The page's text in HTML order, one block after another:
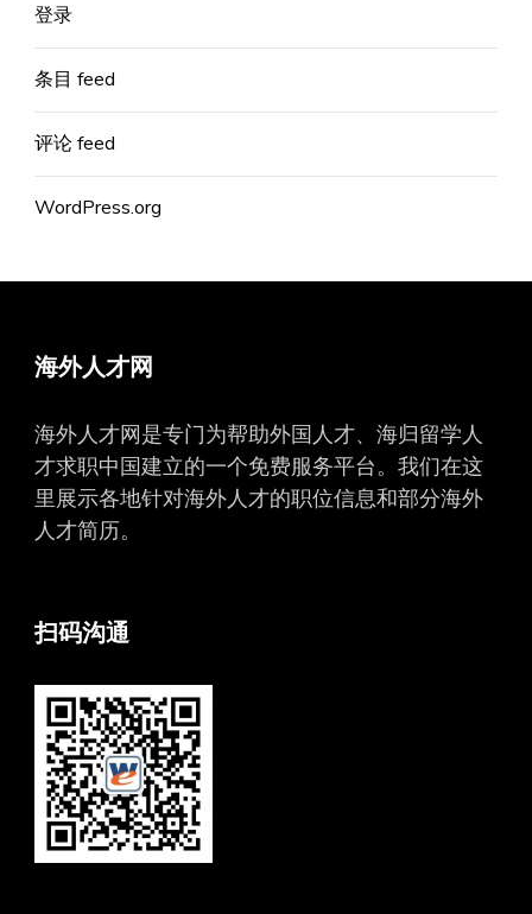
登录
条目 feed
评论 feed
WordPress.org
海外人才网
海外人才网是专门为帮助外国人才、海归留学人
才求职中国建立的一个免费服务平台。我们在这
里展示各地针对海外人才的职位信息和部分海外
人才简历。
扫码沟通